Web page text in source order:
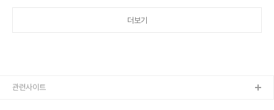
어떤 철학적 관점이나 이론에서 볼 땐 좋은 것과 나쁜 것의 구분은 없
더보기
관련사이트